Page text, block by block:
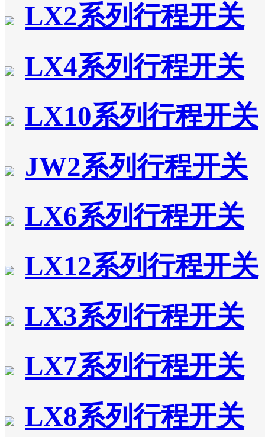
LX2系列行程开关
LX4系列行程开关
LX10系列行程开关
JW2系列行程开关
LX6系列行程开关
LX12系列行程开关
LX3系列行程开关
LX7系列行程开关
LX8系列行程开关